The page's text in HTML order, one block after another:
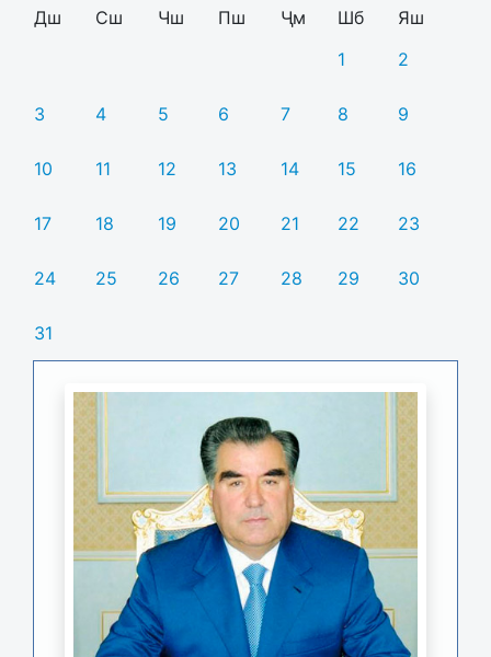
Дш
Сш Чш Пш Ҷм Шб
Яш
1
2
3 4 5 6 7 8 9
10 11 12 13 14 15 16
17 18 19 20 21 22 23
24 25 26 27 28 29 30
31